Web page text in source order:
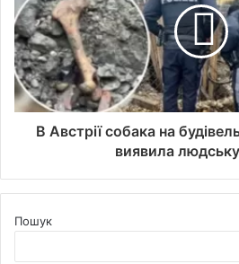
В Австрії собака на
виявила людську
Пошук